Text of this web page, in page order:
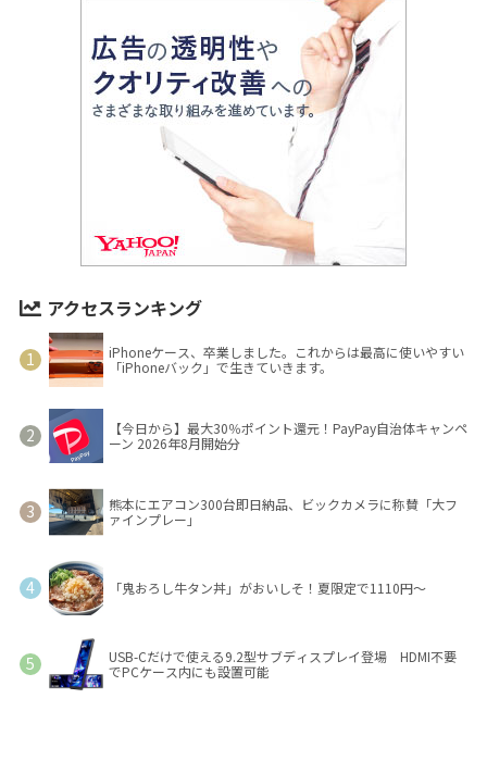
アクセスランキング
iPhoneケース、卒業しました。これからは最高に使いやすい
「iPhoneバック」で生きていきます。
【今日から】最大30％ポイント還元！PayPay自治体キャンペ
ーン 2026年8月開始分
熊本にエアコン300台即日納品、ビックカメラに称賛「大フ
ァインプレー」
「鬼おろし牛タン丼」がおいしそ！夏限定で1110円～
USB-Cだけで使える9.2型サブディスプレイ登場 HDMI不要
でPCケース内にも設置可能